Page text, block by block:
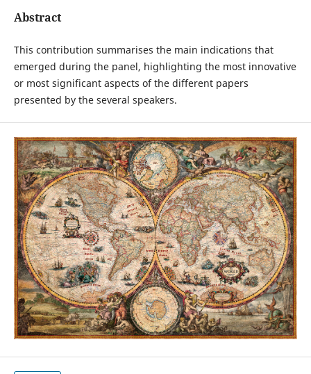
Abstract
This contribution summarises the main indications that
emerged during the panel, highlighting the most innovative
or most significant aspects of the different papers
presented by the several speakers.